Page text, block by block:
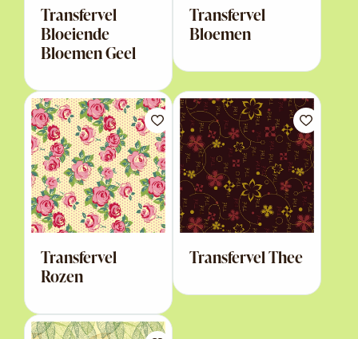
Transfervel
Bloeiende
Bloemen Geel
Transfervel
Bloemen
Transfervel
Rozen
Transfervel Thee